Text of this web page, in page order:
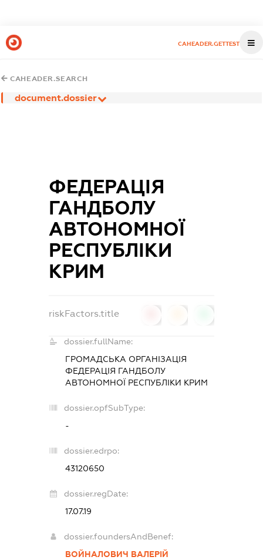
CAHEADER.GETTEST
CAHEADER.SEARCH
document.dossier
ФЕДЕРАЦІЯ
ГАНДБОЛУ
АВТОНОМНОЇ
РЕСПУБЛІКИ
КРИМ
riskFactors.title
dossier.fullName:
ГРОМАДСЬКА ОРГАНІЗАЦІЯ
ФЕДЕРАЦІЯ ГАНДБОЛУ
АВТОНОМНОЇ РЕСПУБЛІКИ КРИМ
dossier.opfSubType:
-
dossier.edrpo:
43120650
dossier.regDate:
17.07.19
dossier.foundersAndBenef:
ВОЙНАЛОВИЧ ВАЛЕРІЙ